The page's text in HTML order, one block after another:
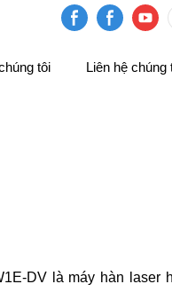
tôi Liên hệ chúng
DV là máy hàn laser